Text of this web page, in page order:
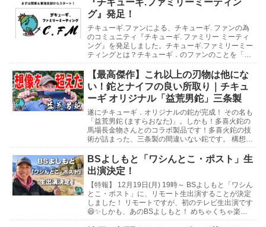
『チキューギ.ファミリーミーティン
グ』発足！
チキューギ.ファンによる、チキューギ. ファンの為
のコミュニティ『チキューギ. ファミリー ミーティ
ング』を発足しました。チキューギ.ファミリーミー
ティングとは？チキューギ．のファンのことを「チ
【最高傑作】これ以上の刃物は他にな
い！鉈とナイフの良い所取り｜チキュ
ーギ オリジナル「益荒男鉈」三条製
遂にチキューギ．オリジナルの鉈が完成！ その名も
「益荒男鉈 (ますらおなた)」。しかも！多喜火鉈の
馬場長金物さんとのコラボ製品です！多喜火鉈の技
術が詰まった、三条製の間違いない鉈です。 構想3
覧...
BSよしもと「ワシんとこ・ポスト」生
出演決定！
【特報】 12月19日(月) 19時～ BSよしもと「ワシん
とこ・ポスト」に、リモート生出演することが決定
しました！ リモートですが、初のテレビ生出演です
😆✨しかも、あのBSよしもと！ めちゃくちゃ楽し